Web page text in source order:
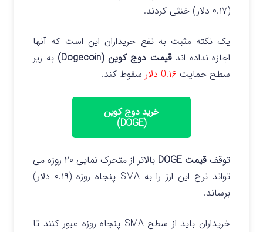
(۰.۱۷ دلار) خنثی کردند.
یک نکته مثبت به نفع خریداران این است که آنها
اجازه نداده اندقیمت دوج کوین (Dogecoin)
به زیر
سطح حمایت
سقوط کند.
خرید دوج کوین
(DOGE)
توقف قیمت DOGE
بالاتر از متحرک نمایی ۲۰ روزه می
تواند نرخ این ارز را به SMA پنجاه روزه (۰.۱۹ دلار)
برساند.
خریداران باید از سطح SMA پنجاه روزه عبور کنند تا